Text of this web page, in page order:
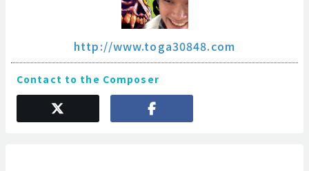
http://www.toga30848.com
Contact to the Composer